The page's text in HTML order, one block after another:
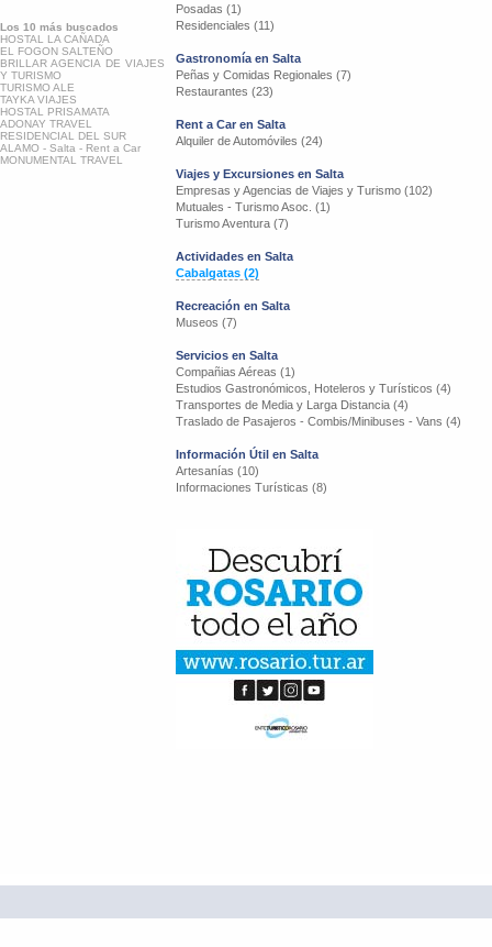
Los 10 más buscados
HOSTAL LA CAÑADA
EL FOGON SALTEÑO
BRILLAR AGENCIA DE VIAJES
Y TURISMO
TURISMO ALE
TAYKA VIAJES
HOSTAL PRISAMATA
ADONAY TRAVEL
RESIDENCIAL DEL SUR
ALAMO - Salta - Rent a Car
MONUMENTAL TRAVEL
Posadas (1)
Residenciales (11)
Gastronomía en Salta
Peñas y Comidas Regionales (7)
Restaurantes (23)
Rent a Car en Salta
Alquiler de Automóviles (24)
Viajes y Excursiones en Salta
Empresas y Agencias de Viajes y Turismo (102)
Mutuales - Turismo Asoc. (1)
Turismo Aventura (7)
Actividades en Salta
Cabalgatas (2)
Recreación en Salta
Museos (7)
Servicios en Salta
Compañias Aéreas (1)
Estudios Gastronómicos, Hoteleros y Turísticos (4)
Transportes de Media y Larga Distancia (4)
Traslado de Pasajeros - Combis/Minibuses - Vans (4)
Información Útil en Salta
Artesanías (10)
Informaciones Turísticas (8)